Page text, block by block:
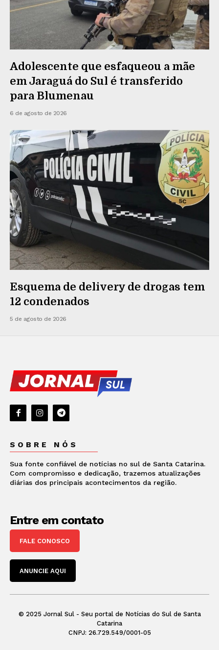
Adolescente que esfaqueou a mãe
em Jaraguá do Sul é transferido
para Blumenau
6 de agosto de 2026
Esquema de delivery de drogas tem
12 condenados
5 de agosto de 2026
SOBRE NÓS
Sua fonte confiável de notícias no sul de Santa Catarina.
Com compromisso e dedicação, trazemos atualizações
diárias dos principais acontecimentos da região.
Entre em contato
FALE CONOSCO
ANUNCIE AQUI
© 2025 Jornal Sul - Seu portal de Notícias do Sul de Santa
Catarina
CNPJ: 26.729.549/0001-05